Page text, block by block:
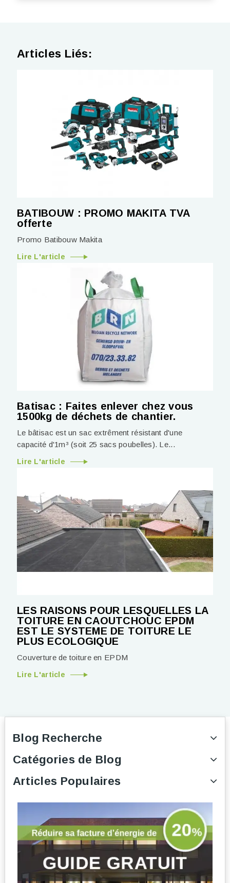
Articles Liés:
BATIBOUW : PROMO MAKITA TVA
offerte
Promo Batibouw Makita
Lire L'article
Batisac : Faites enlever chez vous
1500kg de déchets de chantier.
Le bâtisac est un sac extrêment résistant d'une
capacité d'1m³ (soit 25 sacs poubelles). Le...
Lire L'article
LES RAISONS POUR LESQUELLES LA
TOITURE EN CAOUTCHOUC EPDM
EST LE SYSTEME DE TOITURE LE
PLUS ECOLOGIQUE
Couverture de toiture en EPDM
Lire L'article
Blog Recherche
Catégories de Blog
Articles Populaires